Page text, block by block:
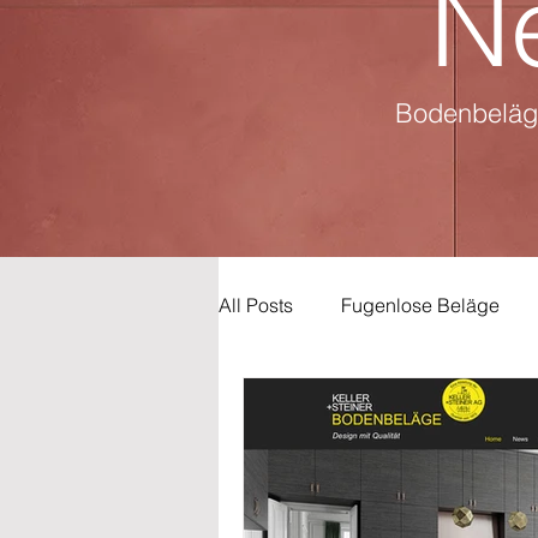
All Posts Fugenlose Beläge
Feiertage TOP DEAL
Badmöbel Vinyl